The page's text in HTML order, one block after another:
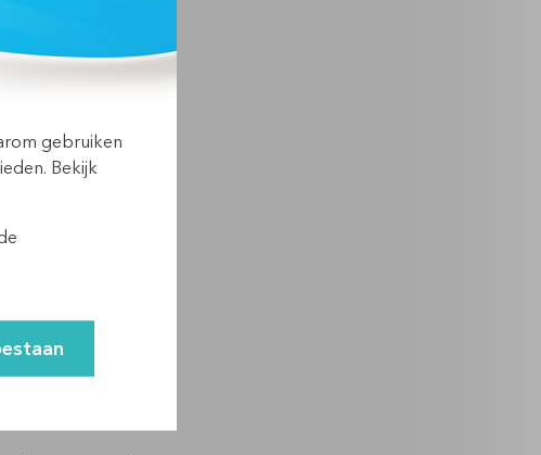
gebruiken
Bekijk